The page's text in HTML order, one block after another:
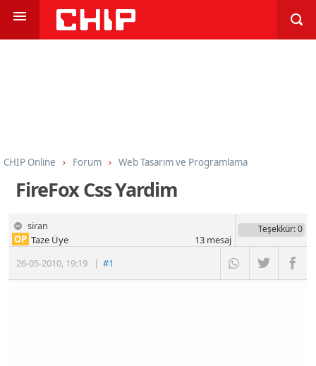
CHIP Online Forum
Web Tasarım ve Programlama
Web Tasarım Genel
FireFox Css Yardim
siran
26-05-2010, 19:19 |#1
OP Taze Üye
Teşekkür: 0
13mesaj